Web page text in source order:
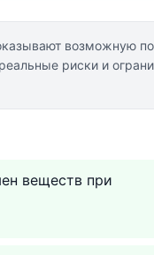
возможную
риски и
веществ при